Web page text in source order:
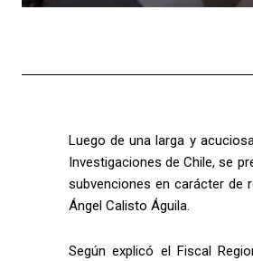
Luego de una larga y
Investigaciones de Chile, se
subvenciones en carácter de
Ángel Calisto Águila.
Según explicó el Fiscal